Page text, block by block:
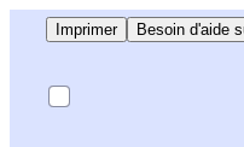
Imprimer Besoin d'aide